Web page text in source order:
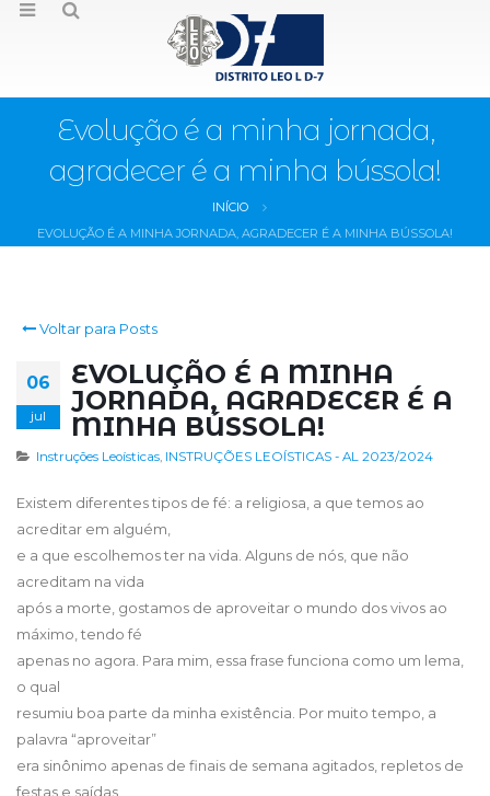
Evolução é a minha jornada,
agradecer é a minha bússola!
INÍCIO
EVOLUÇÃO É A MINHA JORNADA, AGRADECER É A MINHA BÚSSOLA!
Voltar para Posts
06
jul
EVOLUÇÃO É A MINHA
JORNADA, AGRADECER É A
MINHA BÚSSOLA!
Instruções Leoísticas, INSTRUÇÕES LEOÍSTICAS - AL 2023/2024
Existem diferentes tipos de fé: a religiosa, a que temos ao
acreditar em alguém,
e a que escolhemos ter na vida. Alguns de nós, que não
acreditam na vida
após a morte, gostamos de aproveitar o mundo dos vivos ao
máximo, tendo fé
apenas no agora. Para mim, essa frase funciona como um lema,
o qual
resumiu boa parte da minha existência. Por muito tempo, a
palavra “aproveitar”
era sinônimo apenas de finais de semana agitados, repletos de
festas e saídas